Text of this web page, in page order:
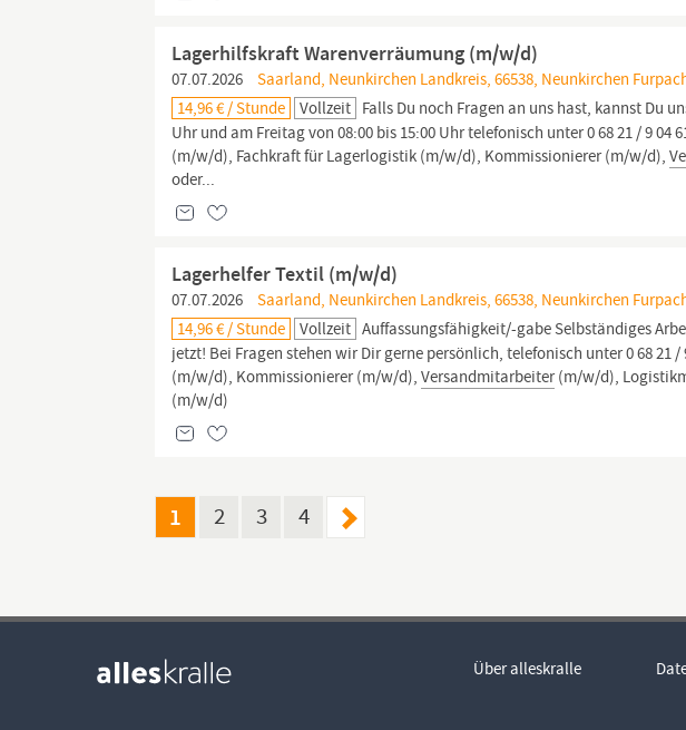
Lagerhilfskraft Warenverräumung (m/w/d)
07.07.2026
Saarland, Neunkirchen Landkreis, 66538, Neunkirchen
14,96 € / Stunde
Vollzeit Falls Du noch Fragen an uns hast, kannst Du
Uhr und am Freitag von 08:00 bis 15:00 Uhr telefonisch unter 0 68 21 / 9
(m/w/d), Fachkraft für Lagerlogistik (m/w/d), Kommissionierer (m/w/d),
oder...
Lagerhelfer Textil (m/w/d)
07.07.2026
Saarland, Neunkirchen Landkreis, 66538, Neunkirchen
14,96 € / Stunde
Vollzeit Auffassungsfähigkeit/-gabe Selbständiges
jetzt! Bei Fragen stehen wir Dir gerne persönlich, telefonisch unter 0 68 21
(m/w/d), Kommissionierer (m/w/d),Versandmitarbeiter(m/w/d),
(m/w/d)
1 2 3 4
Über alleskralle